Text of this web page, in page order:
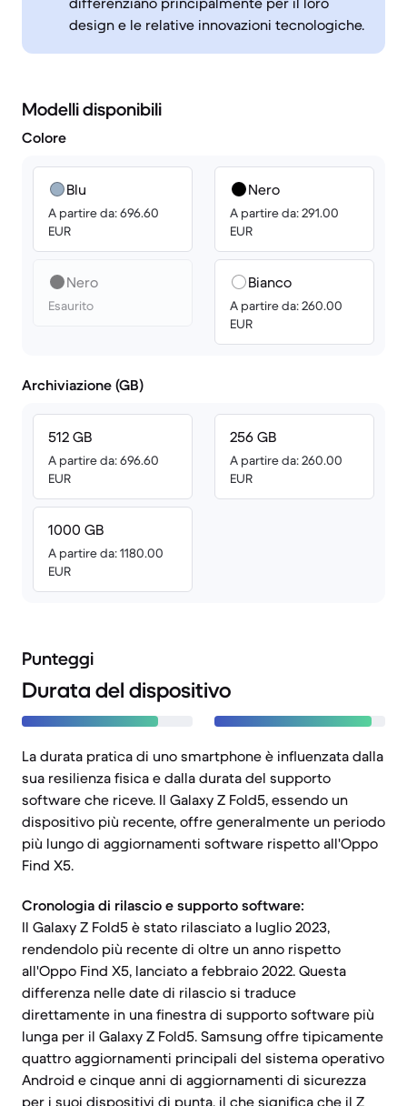
design e le relative innovazioni tecnologiche.
Modelli disponibili
Colore
Blu
A partire da: 696.60
EUR
Nero
Esaurito
Nero
A partire da: 291.00
EUR
Bianco
A partire da: 260.00
EUR
Archiviazione (GB)
512 GB
A partire da: 696.60
EUR
1000 GB
A partire da: 1180.00
EUR
256 GB
A partire da: 260.00
EUR
Punteggi
Durata del dispositivo
La durata pratica di uno smartphone è influenzata dalla
sua resilienza fisica e dalla durata del supporto
software che riceve. Il Galaxy Z Fold5, essendo un
dispositivo più recente, offre generalmente un periodo
più lungo di aggiornamenti software rispetto all'Oppo
Find X5.
Cronologia di rilascio e supporto software:
Il Galaxy Z Fold5 è stato rilasciato a luglio 2023,
rendendolo più recente di oltre un anno rispetto
all'Oppo Find X5, lanciato a febbraio 2022. Questa
differenza nelle date di rilascio si traduce
direttamente in una finestra di supporto software più
lunga per il Galaxy Z Fold5. Samsung offre tipicamente
quattro aggiornamenti principali del sistema operativo
Android e cinque anni di aggiornamenti di sicurezza
per i suoi dispositivi di punta, il che significa che il Z